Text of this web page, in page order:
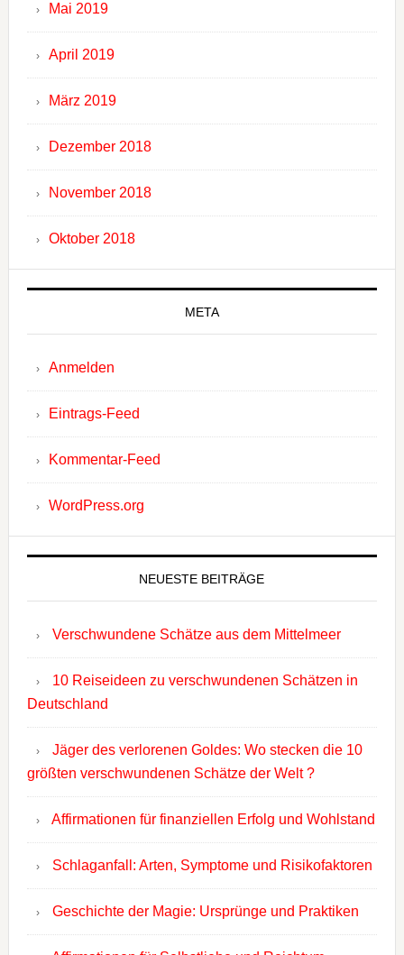
Mai 2019
April 2019
März 2019
Dezember 2018
November 2018
Oktober 2018
META
Anmelden
Eintrags-Feed
Kommentar-Feed
WordPress.org
NEUESTE BEITRÄGE
Verschwundene Schätze aus dem Mittelmeer
10 Reiseideen zu verschwundenen Schätzen in
Deutschland
Jäger des verlorenen Goldes: Wo stecken die 10
größten verschwundenen Schätze der Welt ?
Affirmationen für finanziellen Erfolg und Wohlstand
Schlaganfall: Arten, Symptome und Risikofaktoren
Geschichte der Magie: Ursprünge und Praktiken